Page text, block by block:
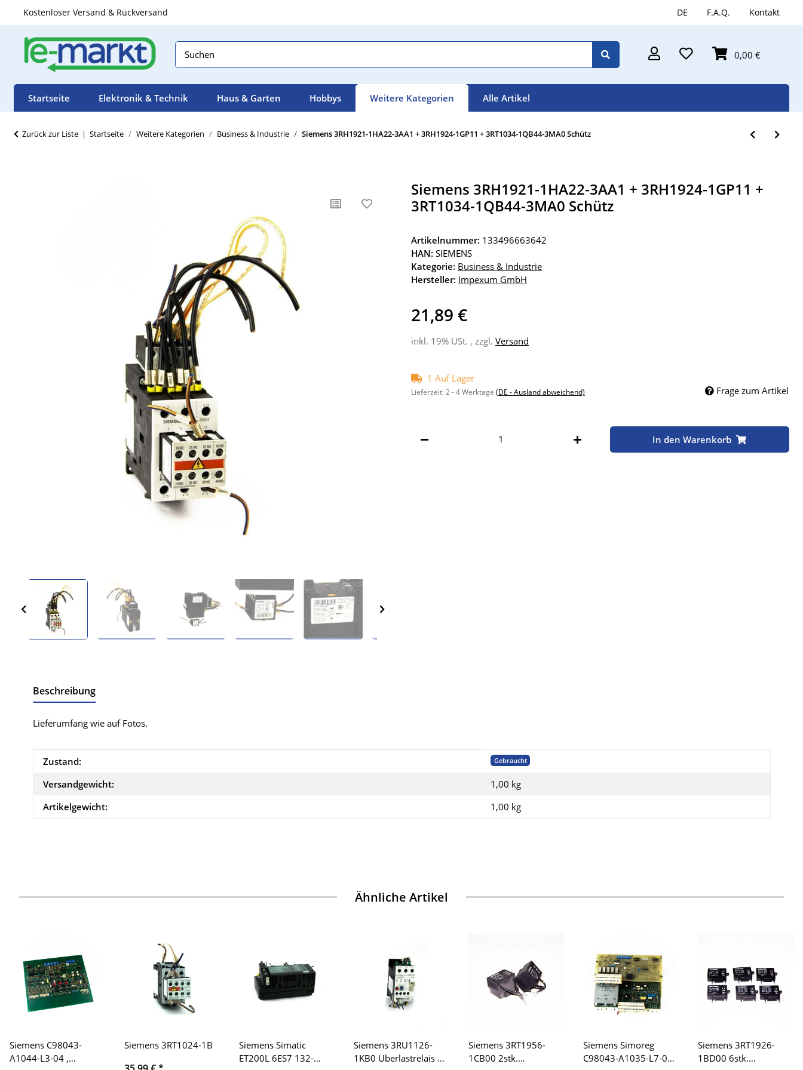
DE F.A.Q. Kontakt
Kostenloser Versand & Rückversand
0,00 €
Startseite Elektronik & Technik Haus & Garten Hobbys Weitere Kategorien Alle Artikel
Zurück zur Liste Startseite Weitere Kategorien Business & Industrie Siemens 3RH1921-1HA22-3AA1 + 3RH1924-1GP11 + 3RT1034-1QB44-3MA0 Schütz
Siemens 3RH1921-1HA22-3AA1 + 3RH1924-1GP11 +
3RT1034-1QB44-3MA0 Schütz
Artikelnummer: 133496663642
HAN: SIEMENS
Kategorie: Business & Industrie
Hersteller: Impexum GmbH
21,89 €
inkl. 19% USt. , zzgl. Versand
1 Auf Lager
Lieferzeit:2 - 4 Werktage (DE - Ausland abweichend) Frage zum Artikel
In den Warenkorb
Beschreibung
Lieferumfang wie auf Fotos.
Produkteigenschaft
Wert
Zustand: Gebraucht
Versandgewicht:
1,00 kg
Artikelgewicht:
1,00 kg
Ähnliche Artikel
Siemens C98043-
A1044-L3-04 ,
Siemens 3RT1024-1B
Siemens Simatic
ET200L 6ES7 132-
Siemens 3RU1126-
1KB0 Überlastrelais +
Siemens 3RT1956-
1CB00 2stk.
Siemens Simoreg
C98043-A1035-L7-07
Siemens 3RT1926-
1BD00 6stk.